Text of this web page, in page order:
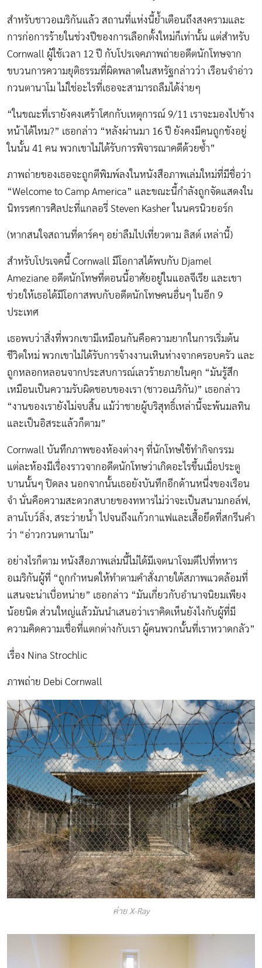
สำหรับชาวอเมริกันแล้ว สถานที่แห่งนี้ย้ำเตือนถึงสงครามและ
การก่อการร้ายในช่วงปีของการเลือกตั้งใหม่ก็เท่านั้น แต่สำหรับ
Cornwall ผู้ใช้เวลา 12 ปี กับโปรเจคภาพถ่ายอดีตนักโทษจาก
ขบวนการความยุติธรรมที่ผิดพลาดในสหรัฐกล่าวว่า เรือนจำอ่าว
กวนตานาโม ไม่ใช่อะไรที่เธอจะสามารถลืมได้ง่ายๆ
“ในขณะที่เรายังคงเศร้าโศกกับเหตุการณ์ 9/11 เราจะมองไปข้าง
หน้าได้ไหม?” เธอกล่าว “หลังผ่านมา 16 ปี ยังคงมีคนถูกขังอยู่
ในนั้น 41 คน พวกเขาไม่ได้รับการพิจารณาคดีด้วยซ้ำ”
ภาพถ่ายของเธอจะถูกตีพิมพ์ลงในหนังสือภาพเล่มใหม่ที่มีชื่อว่า
“Welcome to Camp America” และขณะนี้กำลังถูกจัดแสดงใน
นิทรรศการศิลปะที่แกลอรี่ Steven Kasher ในนครนิวยอร์ก
(หากสนใจสถานที่ดาร์คๆ อย่าลืมไปเที่ยวตาม ลิสต์ เหล่านี้)
สำหรับโปรเจคนี้ Cornwall มีโอกาสได้พบกับ Djamel
Ameziane อดีตนักโทษที่ตอนนี้อาศัยอยู่ในแอลจีเรีย และเขา
ช่วยให้เธอได้มีโอกาสพบกับอดีตนักโทษคนอื่นๆ ในอีก 9
ประเทศ
เธอพบว่าสิ่งที่พวกเขามีเหมือนกันคือความยากในการเริ่มต้น
ชีวิตใหม่ พวกเขาไม่ได้รับการจ้างงานเหินห่างจากครอบครัว และ
ถูกหลอกหลอนจากประสบการณ์เลวร้ายภายในคุก “มันรู้สึก
เหมือนเป็นความรับผิดชอบของเรา (ชาวอเมริกัน)” เธอกล่าว
“งานของเรายังไม่จบสิ้น แม้ว่าชายผู้บริสุทธิ์เหล่านี้จะพ้นมลทิน
และเป็นอิสระแล้วก็ตาม”
Cornwall บันทึกภาพของห้องต่างๆ ที่นักโทษใช้ทำกิจกรรม
แต่ละห้องมีเรื่องราวจากอดีตนักโทษว่าเกิดอะไรขึ้นเมื่อประตู
บานนั้นๆ ปิดลง นอกจากนั้นเธอยังบันทึกอีกด้านหนึ่งของเรือน
จำ นั่นคือความสะดวกสบายของทหารไม่ว่าจะเป็นสนามกอล์ฟ,
ลานโบว์ลิ่ง, สระว่ายน้ำ ไปจนถึงแก้วกาแฟและเสื้อยึดที่สกรีนคำ
ว่า “อ่าวกวนตานาโม”
อย่างไรก็ตาม หนังสือภาพเล่มนี้ไม่ได้มีเจตนาโจมตีไปที่ทหาร
อเมริกันผู้ที่ “ถูกกำหนดให้ทำตามคำสั่งภายใต้สภาพแวดล้อมที่
แสนจะน่าเบื่อหน่าย” เธอกล่าว “มันเกี่ยวกับอำนาจนิยมเพียง
น้อยนิด ส่วนใหญ่แล้วมันนำเสนอว่าเราคิดเห็นยังไงกับผู้ที่มี
ความคิดความเชื่อที่แตกต่างกับเรา ผู้คนพวกนั้นที่เราหวาดกลัว”
เรื่อง Nina Strochlic
ภาพถ่าย Debi Cornwall
ค่าย X-Ray